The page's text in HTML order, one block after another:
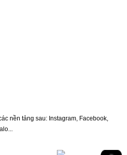
nền tảng sau: Instagram, Facebook,